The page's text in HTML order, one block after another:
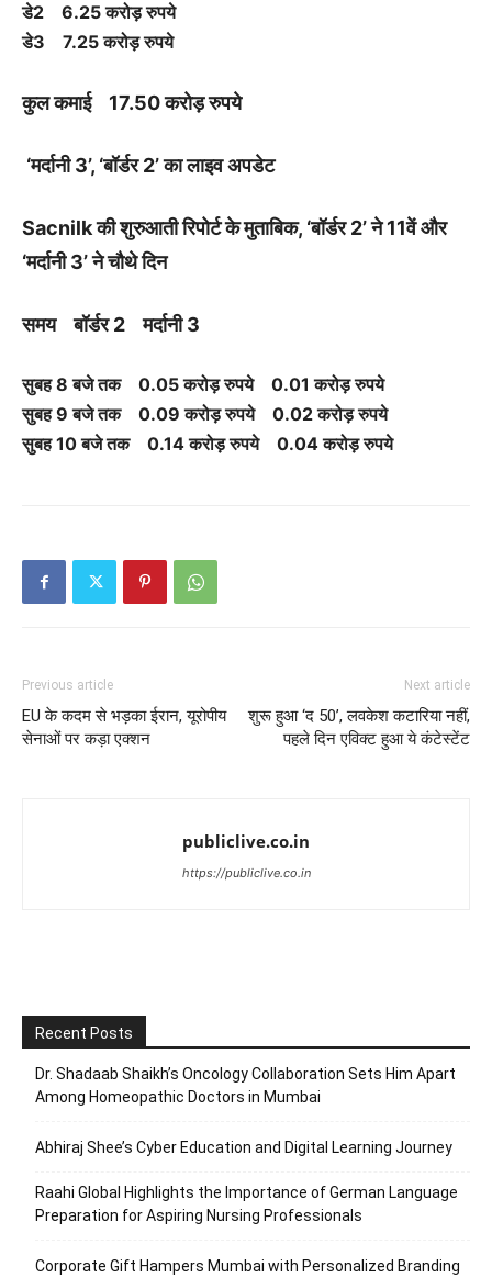
डे2 6.25 करोड़ रुपये
डे3 7.25 करोड़ रुपये
कुल कमाई 17.50 करोड़ रुपये
‘मर्दानी 3’, ‘बॉर्डर 2’ का लाइव अपडेट
Sacnilk की शुरुआती रिपोर्ट के मुताबिक, ‘बॉर्डर 2’ ने 11वें और
‘मर्दानी 3’ ने चौथे दिन
समय बॉर्डर 2 मर्दानी 3
सुबह 8 बजे तक 0.05 करोड़ रुपये 0.01 करोड़ रुपये
सुबह 9 बजे तक 0.09 करोड़ रुपये 0.02 करोड़ रुपये
सुबह 10 बजे तक 0.14 करोड़ रुपये 0.04 करोड़ रुपये
Previous article
EU के कदम से भड़का ईरान, यूरोपीय
सेनाओं पर कड़ा एक्शन
Next article
शुरू हुआ ‘द 50’, लवकेश कटारिया नहीं,
पहले दिन एविक्ट हुआ ये कंटेस्टेंट
publiclive.co.in
https://publiclive.co.in
Recent Posts
Dr. Shadaab Shaikh’s Oncology Collaboration Sets Him Apart
Among Homeopathic Doctors in Mumbai
Abhiraj Shee’s Cyber Education and Digital Learning Journey
Raahi Global Highlights the Importance of German Language
Preparation for Aspiring Nursing Professionals
Corporate Gift Hampers Mumbai with Personalized Branding